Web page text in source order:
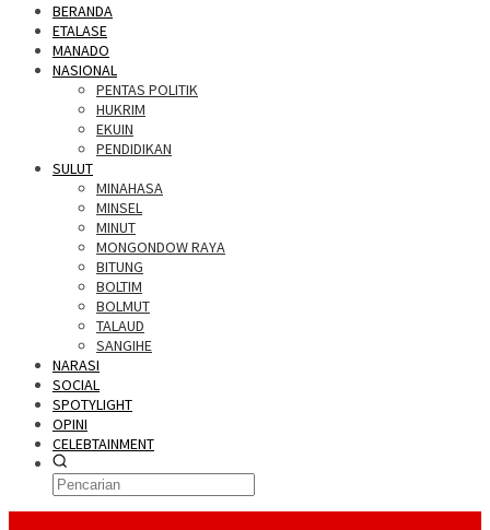
BERANDA
ETALASE
MANADO
NASIONAL
PENTAS POLITIK
HUKRIM
EKUIN
PENDIDIKAN
SULUT
MINAHASA
MINSEL
MINUT
MONGONDOW RAYA
BITUNG
BOLTIM
BOLMUT
TALAUD
SANGIHE
NARASI
SOCIAL
SPOTYLIGHT
OPINI
CELEBTAINMENT